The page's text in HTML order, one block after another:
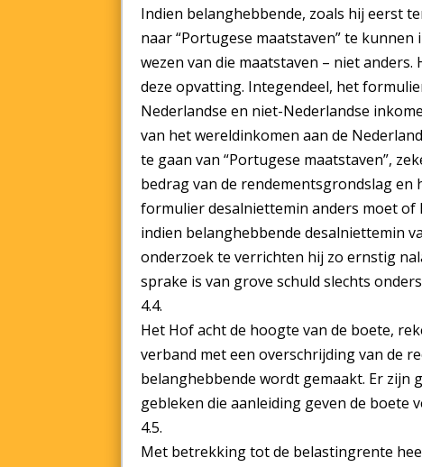
Indien belanghebbende, zoals hij eerst
naar “Portugese maatstaven” te
wezen van die maatstaven – niet
deze opvatting. Integendeel, het
Nederlandse en niet-Nederlandse
van het wereldinkomen aan de
te gaan van “Portugese maatstaven”,
bedrag van de rendementsgrondslag
formulier desalniettemin anders moet
indien belanghebbende desalniettemin
onderzoek te verrichten hij zo ernstig
sprake is van grove schuld slechts
4.4.
Het Hof acht de hoogte van de boete,
verband met een overschrijding van de
belanghebbende wordt gemaakt. Er zijn
gebleken die aanleiding geven de boete
4.5.
Met betrekking tot de belastingrente